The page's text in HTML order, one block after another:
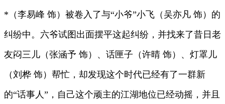
*（李易峰 饰）被卷入了与“小爷”小飞（吴亦凡 饰）的
纠纷中。六爷试图出面摆平这起纠纷，并找来了昔日老
友闷三儿（张涵予 饰）、话匣子（许晴 饰）、灯罩儿
（刘桦 饰）帮忙，却发现这个时代已经有了一群新
的“话事人”，自己这个顽主的江湖地位已经动摇，并且